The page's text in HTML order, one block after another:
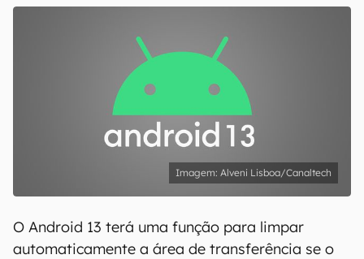
Alveni Lisboa/Canaltech
O Android 13 terá uma função para limpar
automaticamente a área de transferência se o